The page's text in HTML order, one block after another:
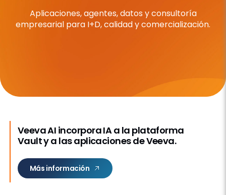
Aplicaciones, agentes, datos y consultoría
empresarial para I+D, calidad y comercialización.
Veeva AI incorpora IA a la plataforma
Vault y a las aplicaciones de Veeva.
Más información